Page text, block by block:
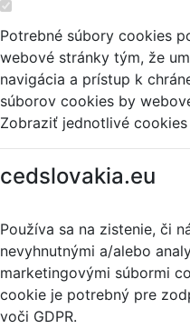
Potrebné súbory cookies
webové stránky tým, že
navigácia a prístup k
súborov cookies by
Zobraziť jednotlivé cookies
cedslovakia.eu
Používa sa na zistenie, či
nevyhnutnými a/alebo
marketingovými súbormi
cookie je potrebný pre
voči GDPR.